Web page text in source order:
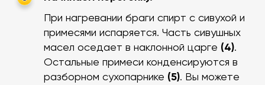
При нагревании браги спирт с сивухой и
примесями испаряется. Часть сивушных
масел оседает в наклонной царге (4).
Остальные примеси конденсируются в
разборном сухопарнике (5). Вы можете